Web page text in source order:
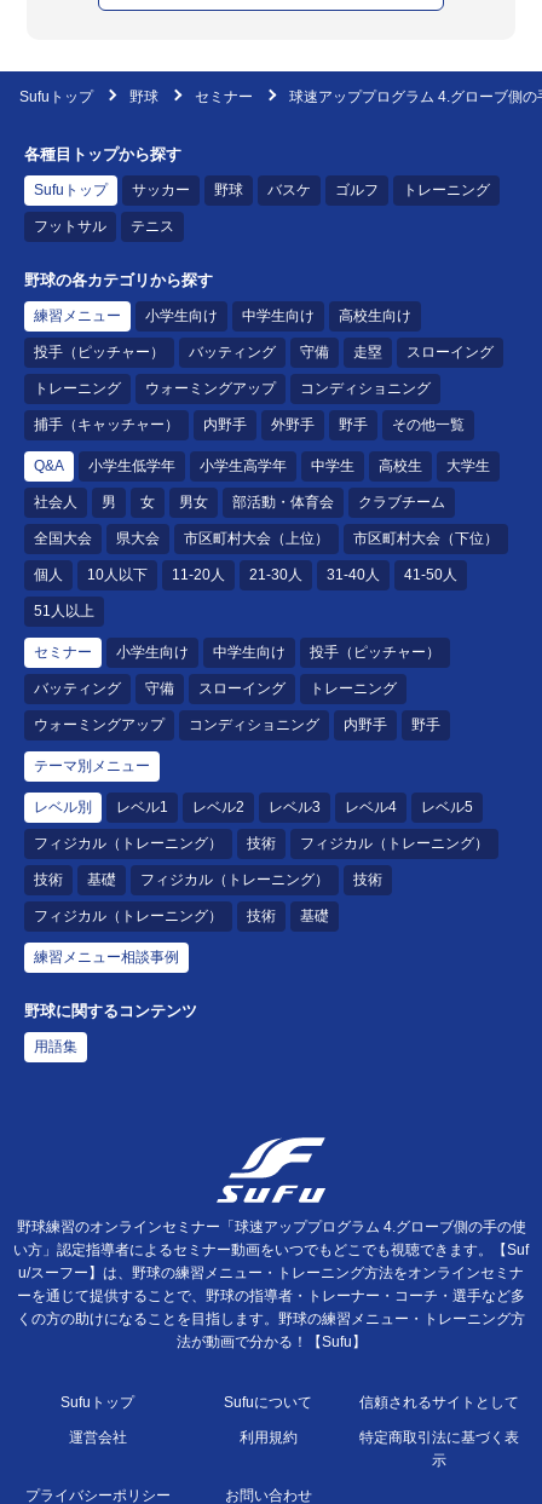
Sufuトップ 野球 セミナー 球速アッププログラム 4.グローブ側の
各種目トップから探す
Sufuトップ サッカー 野球 バスケ ゴルフ トレーニング
フットサル テニス
野球の各カテゴリから探す
練習メニュー 小学生向け 中学生向け 高校生向け
投手（ピッチャー） バッティング 守備 走塁 スローイング
トレーニング ウォーミングアップ コンディショニング
捕手（キャッチャー） 内野手 外野手 野手 その他一覧
Q&A 小学生低学年 小学生高学年 中学生 高校生 大学生
社会人 男 女 男女 部活動・体育会 クラブチーム
全国大会 県大会 市区町村大会（上位） 市区町村大会（下位）
個人 10人以下 11-20人 21-30人 31-40人 41-50人
51人以上
セミナー 小学生向け 中学生向け 投手（ピッチャー）
バッティング 守備 スローイング トレーニング
ウォーミングアップ コンディショニング 内野手 野手
テーマ別メニュー
レベル別 レベル1 レベル2 レベル3 レベル4 レベル5
フィジカル（トレーニング） 技術 フィジカル（トレーニング）
技術 基礎 フィジカル（トレーニング） 技術
フィジカル（トレーニング） 技術 基礎
練習メニュー相談事例
野球に関するコンテンツ
用語集
野球練習のオンラインセミナー「球速アッププログラム 4.グローブ側の手の使
い方」認定指導者によるセミナー動画をいつでもどこでも視聴できます。【Suf
u/スーフー】は、野球の練習メニュー・トレーニング方法をオンラインセミナ
ーを通じて提供することで、野球の指導者・トレーナー・コーチ・選手など多
くの方の助けになることを目指します。野球の練習メニュー・トレーニング方
法が動画で分かる！【Sufu】
Sufuトップ Sufuについて 信頼されるサイトとして
運営会社 利用規約
特定商取引法に基づく表
示
プライバシーポリシー お問い合わせ